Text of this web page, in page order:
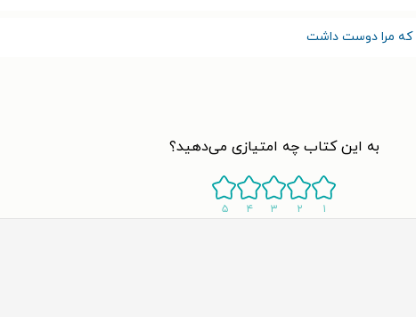
که مرا دوست داشت
به این کتاب چه امتیازی می‌دهید؟
۱ ۲ ۳ ۴ ۵